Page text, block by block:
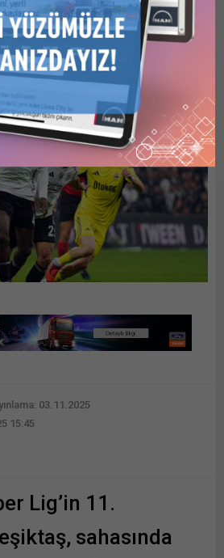
Gönder
OL
03.11.2025
15:45
Lig’in 11.
sahasında